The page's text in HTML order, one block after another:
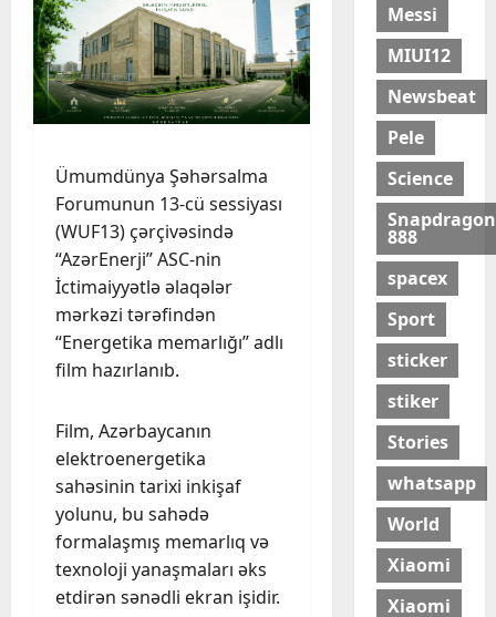
Ümumdünya Şəhərsalma
Forumunun 13-cü sessiyası
(WUF13) çərçivəsində
“AzərEnerji” ASC-nin
İctimaiyyətlə əlaqələr
mərkəzi tərəfindən
“Energetika memarlığı” adlı
film hazırlanıb.
Film, Azərbaycanın
elektroenergetika
sahəsinin tarixi inkişaf
yolunu, bu sahədə
formalaşmış memarlıq və
texnoloji yanaşmaları əks
etdirən sənədli ekran işidir.
Messi
MIUI12
Newsbeat
Pele
Science
Snapdragon
888
spacex
Sport
sticker
stiker
Stories
whatsapp
World
Xiaomi
Xiaomi